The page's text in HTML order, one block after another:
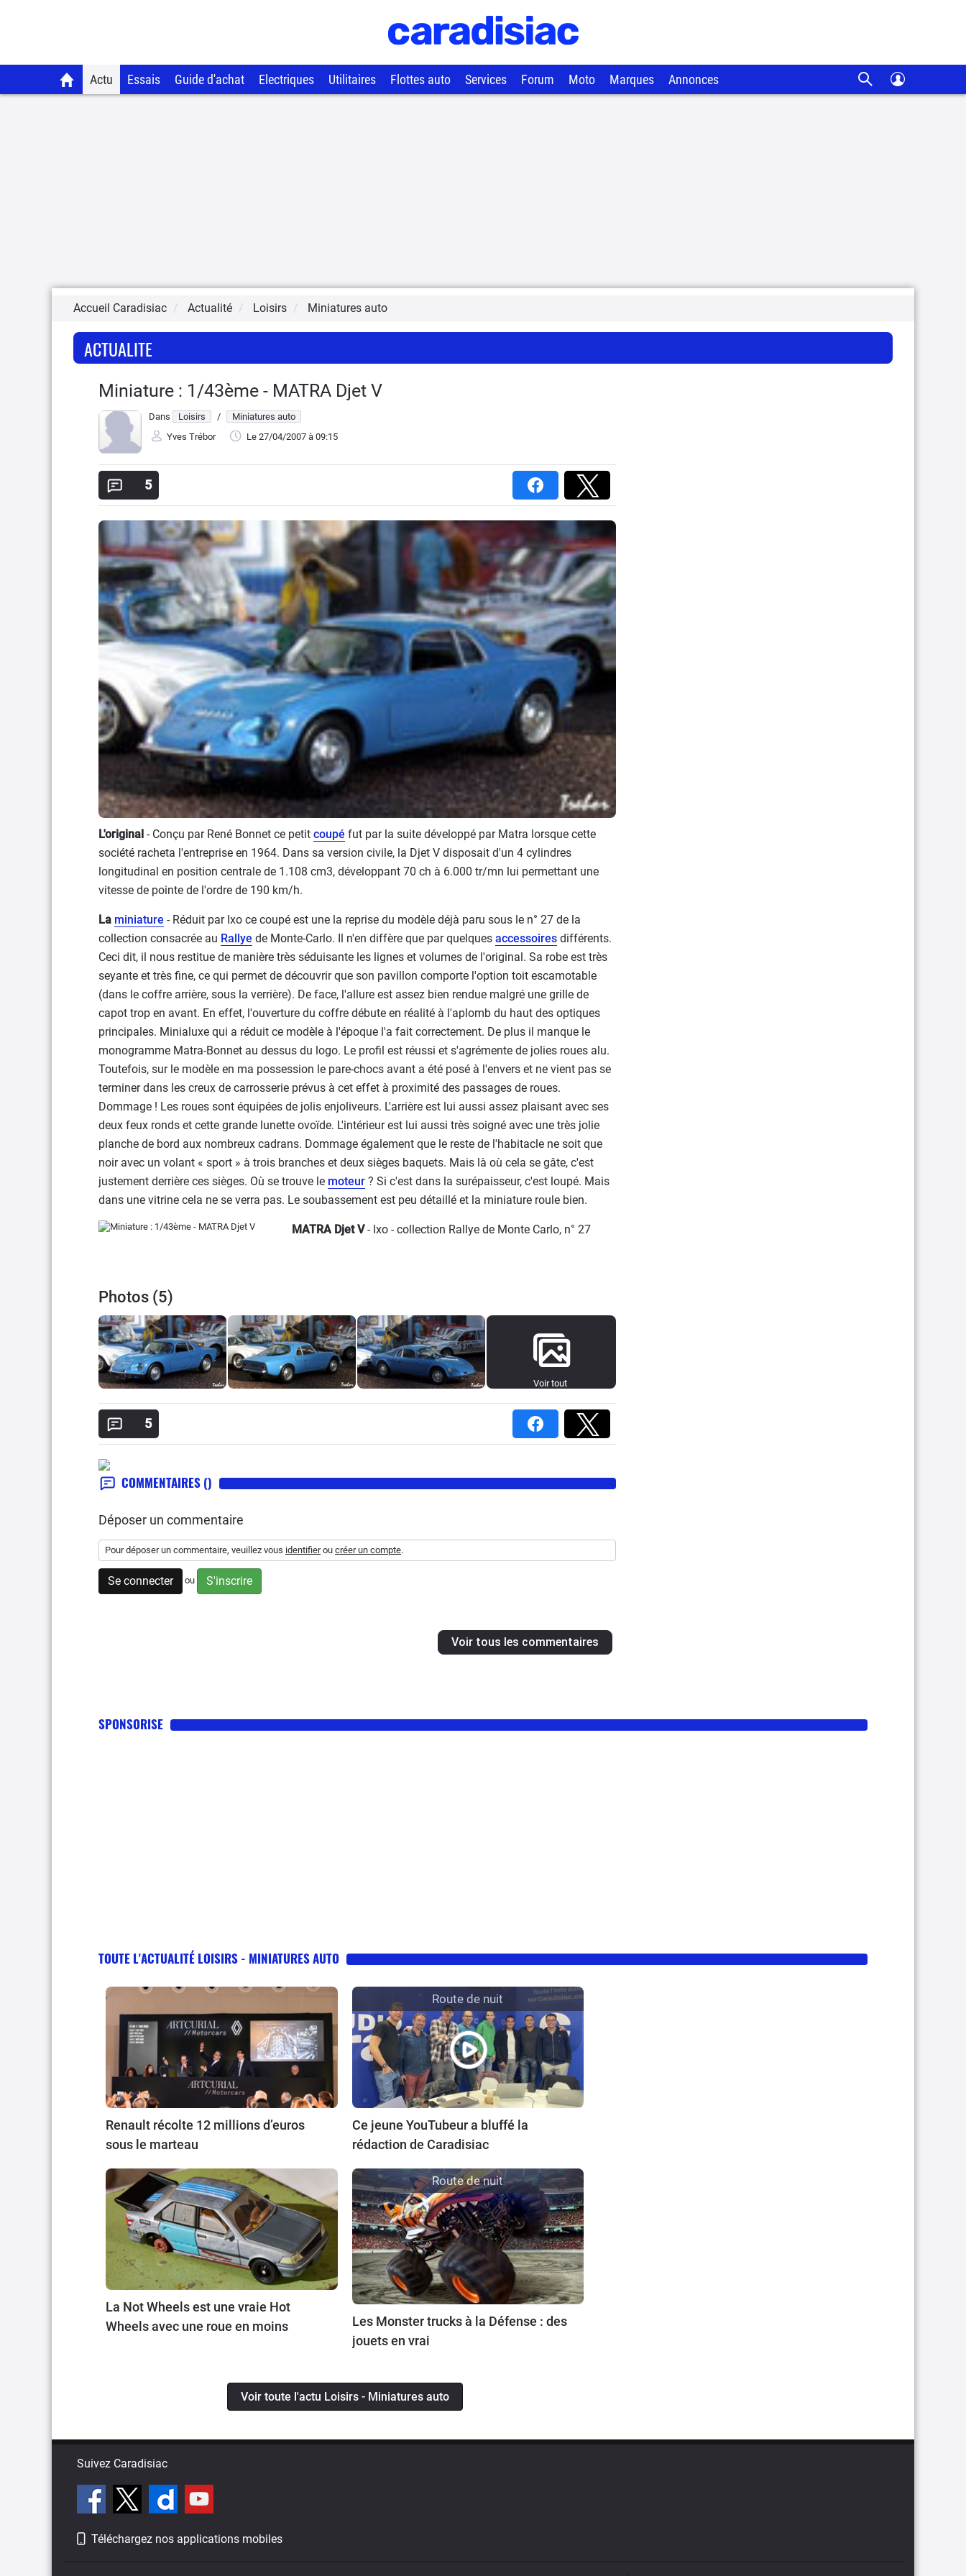
Actu Essais Guide d'achat Electriques Utilitaires Flottes auto Services Forum Moto Marques Annonces
Accueil Caradisiac Actualité Loisirs Miniatures auto
ACTUALITE
Miniature : 1/43ème - MATRA Djet V
Dans Loisirs /
Miniatures auto
Yves Trébor
Le 27/04/2007 à 09:15
5
L'original - Conçu par René Bonnet ce petit coupé fut par la suite développé par Matra lorsque cette
société racheta l'entreprise en 1964. Dans sa version civile, la Djet V disposait d'un 4 cylindres
longitudinal en position centrale de 1.108 cm3, développant 70 ch à 6.000 tr/mn lui permettant une
vitesse de pointe de l'ordre de 190 km/h.
La miniature - Réduit par Ixo ce coupé est une la reprise du modèle déjà paru sous le n° 27 de la
collection consacrée au Rallye de Monte-Carlo. Il n'en diffère que par quelques accessoires différents.
Ceci dit, il nous restitue de manière très séduisante les lignes et volumes de l'original. Sa robe est très
seyante et très fine, ce qui permet de découvrir que son pavillon comporte l'option toit escamotable
(dans le coffre arrière, sous la verrière). De face, l'allure est assez bien rendue malgré une grille de
capot trop en avant. En effet, l'ouverture du coffre débute en réalité à l'aplomb du haut des optiques
principales. Minialuxe qui a réduit ce modèle à l'époque l'a fait correctement. De plus il manque le
monogramme Matra-Bonnet au dessus du logo. Le profil est réussi et s'agrémente de jolies roues alu.
Toutefois, sur le modèle en ma possession le pare-chocs avant a été posé à l'envers et ne vient pas se
terminer dans les creux de carrosserie prévus à cet effet à proximité des passages de roues.
Dommage ! Les roues sont équipées de jolis enjoliveurs. L'arrière est lui aussi assez plaisant avec ses
deux feux ronds et cette grande lunette ovoïde. L'intérieur est lui aussi très soigné avec une très jolie
planche de bord aux nombreux cadrans. Dommage également que le reste de l'habitacle ne soit que
noir avec un volant « sport » à trois branches et deux sièges baquets. Mais là où cela se gâte, c'est
justement derrière ces sièges. Où se trouve le moteur ? Si c'est dans la surépaisseur, c'est loupé. Mais
dans une vitrine cela ne se verra pas. Le soubassement est peu détaillé et la miniature roule bien.
MATRA Djet V- Ixo - collection Rallye de Monte Carlo, n° 27
Photos (5)
Voir tout
5
COMMENTAIRES ()
Déposer un commentaire
Pour déposer un commentaire, veuillez vous identifierou créer un compte.
Se connecter ou S'inscrire
Voir tous les commentaires
SPONSORISE
TOUTE L'ACTUALITÉ LOISIRS - MINIATURES AUTO
Renault récolte 12 millions d’euros
sous le marteau
Route de nuit
Ce jeune YouTubeur a bluffé la
rédaction de Caradisiac
La Not Wheels est une vraie Hot
Wheels avec une roue en moins
Route de nuit
Les Monster trucks à la Défense : des
jouets en vrai
Voir toute l'actu Loisirs - Miniatures auto
Suivez Caradisiac
Téléchargez nos applications mobiles